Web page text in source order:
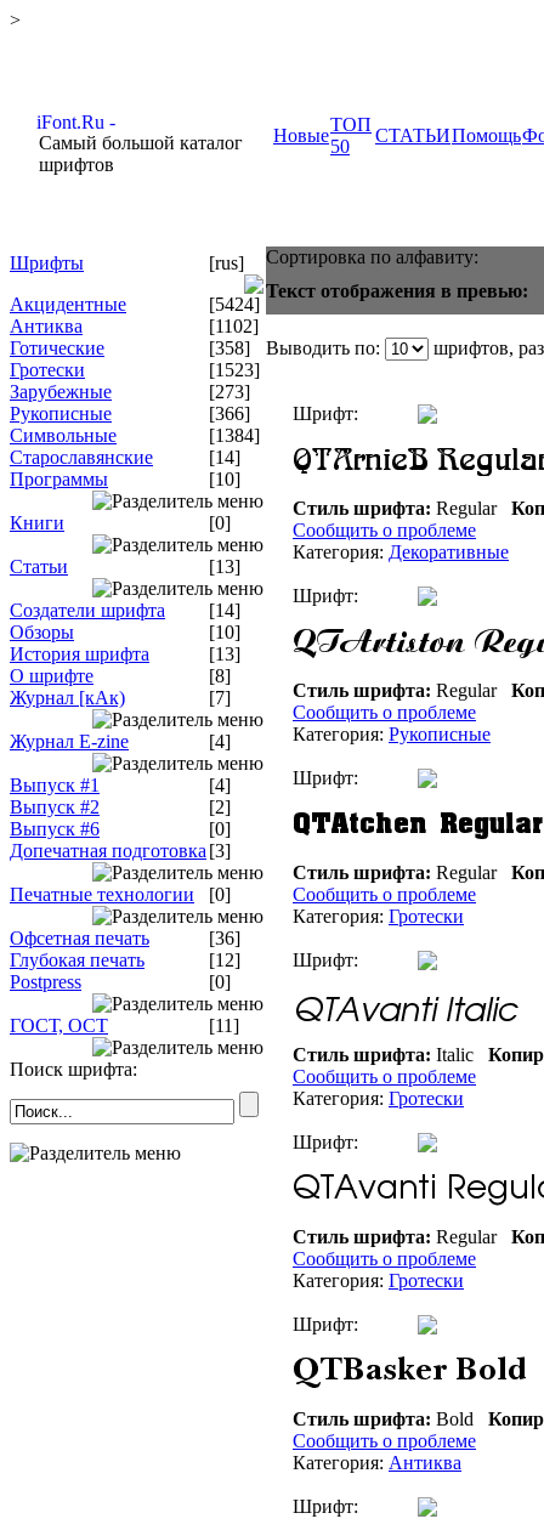
>
Самый большой каталог
шрифтов
Новые
ТОП
50
СТАТЬИПомощь
Шрифты
[rus]
Акцидентные
[5424]
Антиква
[1102]
Готические
[358]
Гротески
[1523]
Зарубежные
[273]
Рукописные
[366]
Символьные
[1384]
Старославянские
[14]
Программы
[10]
Книги [0]
Статьи [13]
Создатели шрифта
[14]
Обзоры
[10]
История шрифта
[13]
О шрифте
[8]
Журнал [кАк)
[7]
Журнал E-zine [4]
Выпуск #1
[4]
Выпуск #2
[2]
Выпуск #6
[0]
Допечатная подготовка [3]
Печатные технологии [0]
Офсетная печать
[36]
Глубокая печать
[12]
Postpress
[0]
ГОСТ, ОСТ [11]
Поиск шрифта:
Сортировка по алфавиту:
Текст отображения в превью:
Выводить по: шрифтов,
Шрифт:
Стиль шрифта: Regular
Сообщить о проблеме
Категория: Декоративные
Шрифт:
Стиль шрифта: Regular
Сообщить о проблеме
Категория: Рукописные
Шрифт:
Стиль шрифта: Regular
Сообщить о проблеме
Категория: Гротески
Шрифт:
Стиль шрифта: Italic
Сообщить о проблеме
Категория: Гротески
Шрифт:
Стиль шрифта: Regular
Сообщить о проблеме
Категория: Гротески
Шрифт:
Стиль шрифта: Bold
Сообщить о проблеме
Категория: Антиква
Шрифт: